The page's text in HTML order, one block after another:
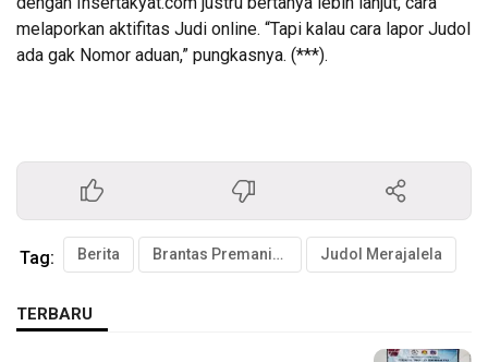
melaporkan aktifitas Judi online. “Tapi kalau cara lapor Judol
ada gak Nomor aduan,” pungkasnya. (***).
Tag: Berita Brantas Premanisme Judol Merajalela
TERBARU